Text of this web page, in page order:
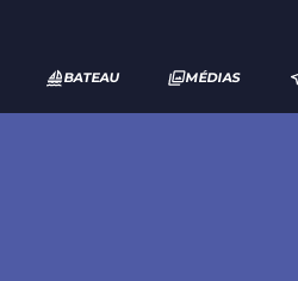
BATEAU MÉDIAS